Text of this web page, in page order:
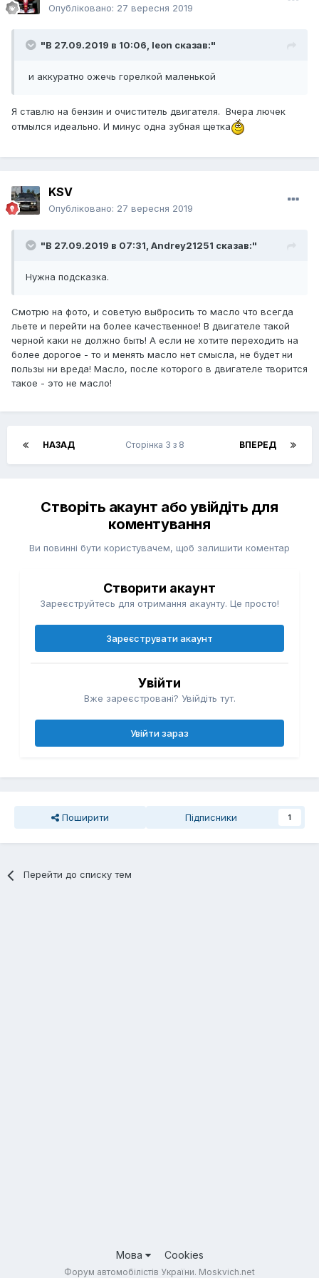
Опубліковано: 27 вересня 2019
"В 27.09.2019 в 10:06, leon сказав:"
и аккуратно ожечь горелкой маленькой
Я ставлю на бензин и очиститель двигателя. Вчера лючек
отмылся идеально. И минус одна зубная щетка
KSV
Опубліковано: 27 вересня 2019
"В 27.09.2019 в 07:31, Andrey21251 сказав:"
Нужна подсказка.
Смотрю на фото, и советую выбросить то масло что всегда
льете и перейти на более качественное! В двигателе такой
черной каки не должно быть! А если не хотите переходить на
более дорогое - то и менять масло нет смысла, не будет ни
пользы ни вреда! Масло, после которого в двигателе творится
такое - это не масло!
НАЗАД ВПЕРЕД
Сторінка 3 з 8
Створіть акаунт або увійдіть для
коментування
Ви повинні бути користувачем, щоб залишити коментар
Створити акаунт
Зареєструйтесь для отримання акаунту. Це просто!
Зареєструвати акаунт
Увійти
Вже зареєстровані? Увійдіть тут.
Увійти зараз
Поширити Підписники 1
Перейти до списку тем
Мова Cookies
Форум автомобілістів України. Moskvich.net